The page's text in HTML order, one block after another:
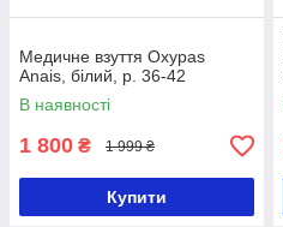
Медичне взуття Oxypas
Anais, білий, р. 36-42
В наявності
1 800 ₴ 1 999 ₴
Купити